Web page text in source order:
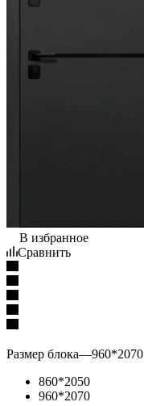
В избранное
Сравнить
Размер блока—960*2070
860*2050
960*2070